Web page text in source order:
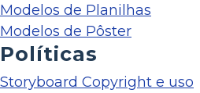
Modelos de Planilhas
Modelos de Pôster
Políticas
Storyboard Copyright e uso